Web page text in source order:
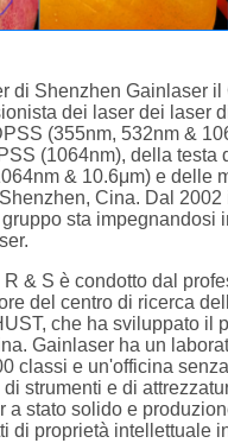
di Shenzhen Gainlaser il
dei laser dei laser
(355nm, 532nm &
(1064nm), della testa
& 10.6μm) e delle
Cina. Dal 2002
sta impegnandosi
R & S è condotto dal
del centro di ricerca
che ha sviluppato il
Gainlaser ha un
classi e un'officina
strumenti e di
a stato solido e
di proprietà intellettuale